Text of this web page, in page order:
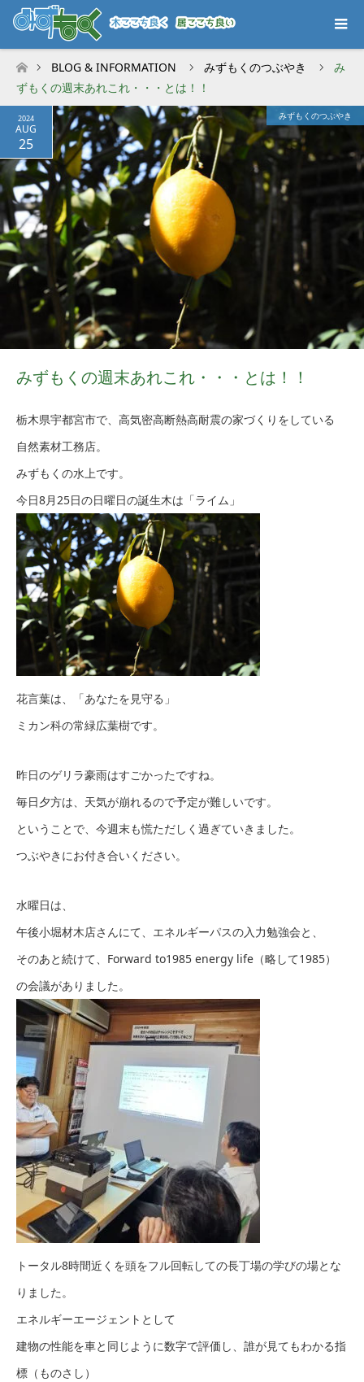
ホーム
BLOG & INFORMATION みずもくのつぶやき
み
ずもくの週末あれこれ・・・とは！！
2024
AUG
25
みずもくのつぶやき
みずもくの週末あれこれ・・・とは！！
栃木県宇都宮市で、高気密高断熱高耐震の家づくりをしている
自然素材工務店。
みずもくの水上です。
今日8月25日の日曜日の誕生木は「ライム」
花言葉は、「あなたを見守る」
ミカン科の常緑広葉樹です。
昨日のゲリラ豪雨はすごかったですね。
毎日夕方は、天気が崩れるので予定が難しいです。
ということで、今週末も慌ただしく過ぎていきました。
つぶやきにお付き合いください。
水曜日は、
午後小堀材木店さんにて、エネルギーパスの入力勉強会と、
そのあと続けて、Forward to1985 energy life（略して1985）
の会議がありました。
トータル8時間近くを頭をフル回転しての長丁場の学びの場とな
りました。
エネルギーエージェントとして
建物の性能を車と同じように数字で評価し、誰が見てもわかる指
標（ものさし）